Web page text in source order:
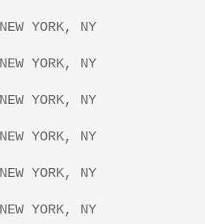
YORK, NY
YORK, NY
YORK, NY
YORK, NY
YORK, NY
YORK, NY